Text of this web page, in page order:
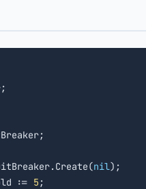
nil);
:=
5 ;